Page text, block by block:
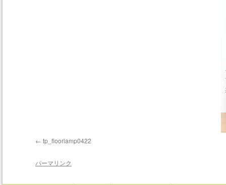
tp_floorlamp0422
パーマリンク